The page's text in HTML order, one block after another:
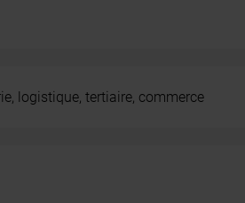
logistique, tertiaire, commerce